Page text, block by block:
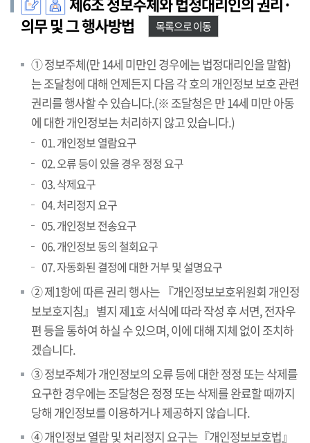
의무 및 그 행사방법
목록으로 이동
① 정보주체(만 14세 미만인 경우에는 법정대리인을 말함)
는 조달청에 대해 언제든지 다음 각 호의 개인정보 보호 관련
권리를 행사할 수 있습니다.(※ 조달청은 만 14세 미만 아동
에 대한 개인정보는 처리하지 않고 있습니다.)
01. 개인정보 열람요구
02. 오류 등이 있을 경우 정정 요구
03. 삭제요구
04. 처리정지 요구
05. 개인정보 전송요구
06. 개인정보 동의 철회요구
07. 자동화된 결정에 대한 거부 및 설명요구
② 제1항에 따른 권리 행사는 『개인정보보호위원회 개인정
보보호지침』 별지 제1호 서식에 따라 작성 후 서면, 전자우
편 등을 통하여 하실 수 있으며, 이에 대해 지체 없이 조치하
겠습니다.
③ 정보주체가 개인정보의 오류 등에 대한 정정 또는 삭제를
요구한 경우에는 조달청은 정정 또는 삭제를 완료할 때까지
당해 개인정보를 이용하거나 제공하지 않습니다.
④ 개인정보 열람 및 처리정지 요구는『개인정보보호법』